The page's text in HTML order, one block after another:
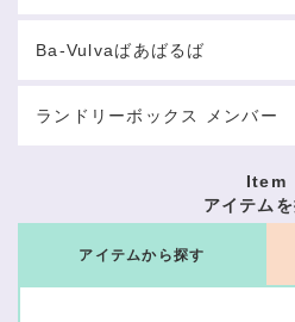
Ba-Vulvaばあばるば
ランドリーボックス メンバー
Item
アイテム
アイテムから探す